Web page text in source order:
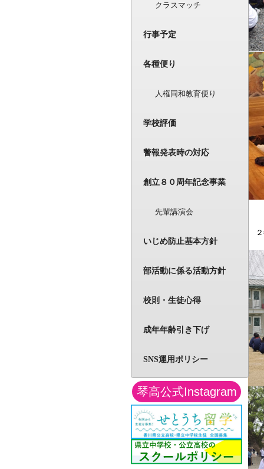
クラスマッチ
行事予定
各種便り
人権同和教育便り
学校評価
警報発表時の対応
創立８０周年記念事業
先輩講演会
いじめ防止基本方針
部活動に係る活動方針
校則・生徒心得
成年年齢引き下げ
SNS運用ポリシー
琴高公式Instagram